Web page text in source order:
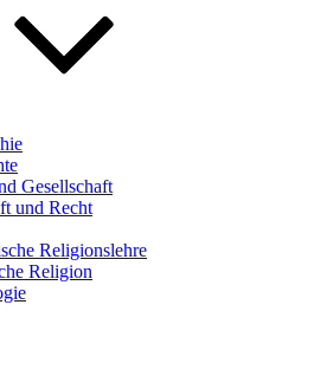
Gesellschaft
und Recht
Religionslehre
Religion